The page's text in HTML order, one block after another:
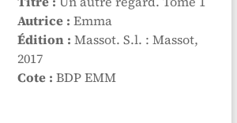
Autrice : Emma
Édition : Massot. S.l. : Massot,
2017
Cote : BDP EMM